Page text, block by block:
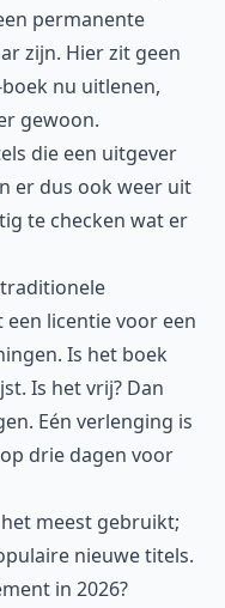
permanente
zijn. Hier zit geen
nu uitlenen,
gewoon.
die een uitgever
er dus ook weer uit
te checken wat er
licentie voor een
Is het boek
Is het vrij? Dan
Eén verlenging is
drie dagen voor
meest gebruikt;
nieuwe titels.
in 2026?